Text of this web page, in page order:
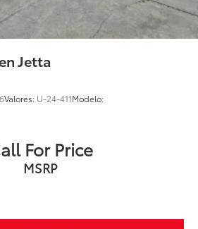
Jetta
Valores: U-24-411Modelo:
For Price
MSRP